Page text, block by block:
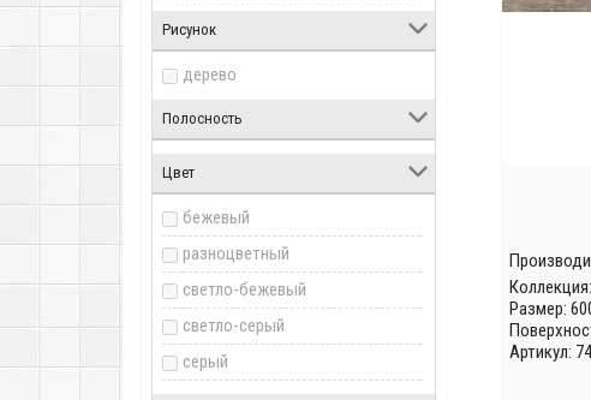
Рисунок
дерево
Полосность
Цвет
бежевый
разноцветный
светло-бежевый
светло-серый
серый
Коллекция:
Размер:
Артикул: